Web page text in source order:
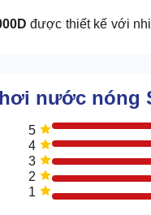
được thiết kế với
nước nóng
5
4
3
2
1